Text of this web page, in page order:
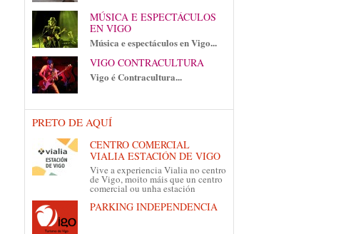
MÚSICA E ESPECTÁCULOS
EN VIGO
Música e espectáculos en Vigo...
VIGO CONTRACULTURA
Vigo é Contracultura...
PRETO DE AQUÍ
CENTRO COMERCIAL
VIALIA ESTACIÓN DE VIGO
Vive a experiencia Vialia no centro
de Vigo, moito máis que un centro
comercial ou unha estación
PARKING INDEPENDENCIA